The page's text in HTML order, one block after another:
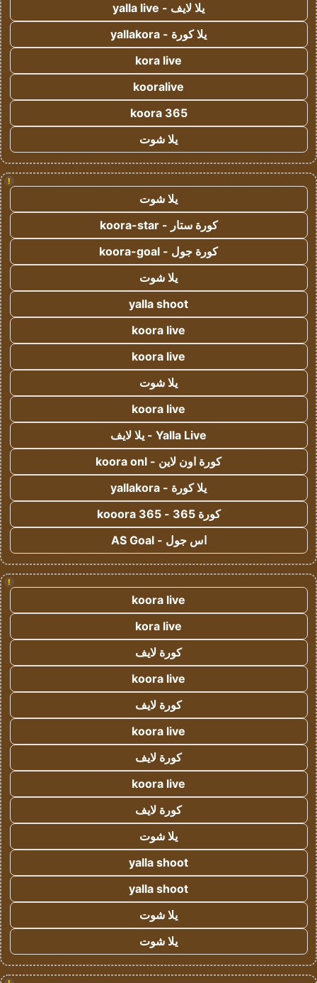
يلا لايف - yalla live
يلا كورة - yallakora
kora live
kooralive
koora 365
يلا شوت
!
يلا شوت
كورة ستار - koora-star
كورة جول - koora-goal
يلا شوت
yalla shoot
koora live
koora live
يلا شوت
koora live
Yalla Live - يلا لايف
كورة اون لاين - koora onl
يلا كورة - yallakora
كورة 365 - kooora 365
اس جول - AS Goal
!
koora live
kora live
كورة لايف
koora live
كورة لايف
koora live
كورة لايف
koora live
كورة لايف
يلا شوت
yalla shoot
yalla shoot
يلا شوت
يلا شوت